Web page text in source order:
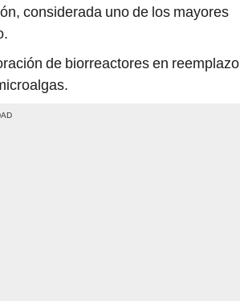
considerada uno de los mayores
de biorreactores en reemplazo